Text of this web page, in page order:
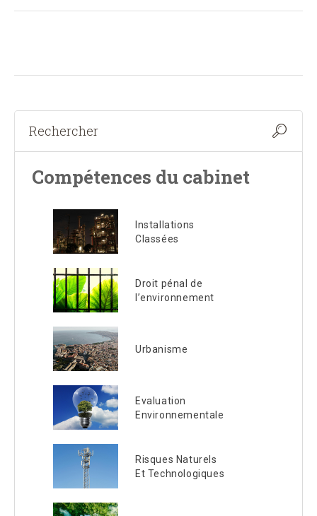
Compétences du cabinet
Installations
Classées
Droit pénal de
l’environnement
Urbanisme
Evaluation
Environnementale
Risques Naturels
Et Technologiques